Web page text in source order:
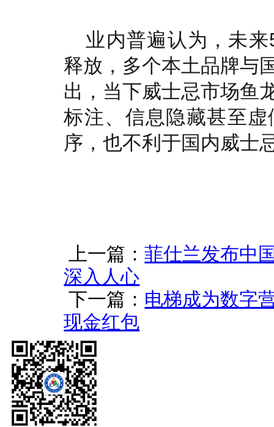
业内普遍认为，未
释放，多个本土品牌与
出，当下威士忌市场鱼
标注、信息隐藏甚至
序，也不利于国内威士
上一篇：菲仕兰发布中
深入人心
下一篇： 电梯成为数字
现金红包